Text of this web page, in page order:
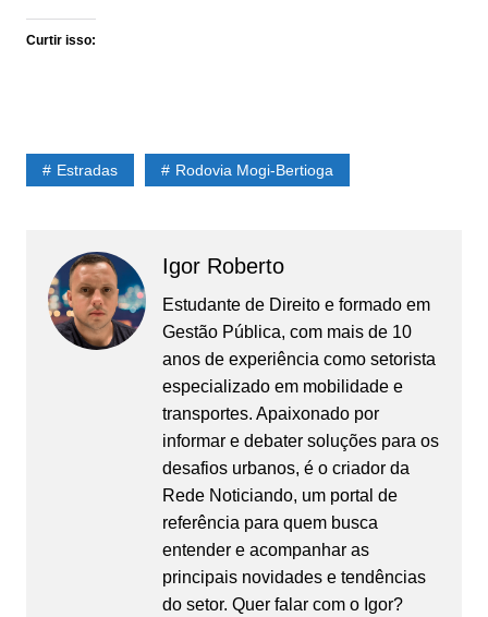
Curtir isso:
Estradas Rodovia Mogi-Bertioga
Igor Roberto
Estudante de Direito e formado em
Gestão Pública, com mais de 10
anos de experiência como setorista
especializado em mobilidade e
transportes. Apaixonado por
informar e debater soluções para os
desafios urbanos, é o criador da
Rede Noticiando, um portal de
referência para quem busca
entender e acompanhar as
principais novidades e tendências
do setor. Quer falar com o Igor?